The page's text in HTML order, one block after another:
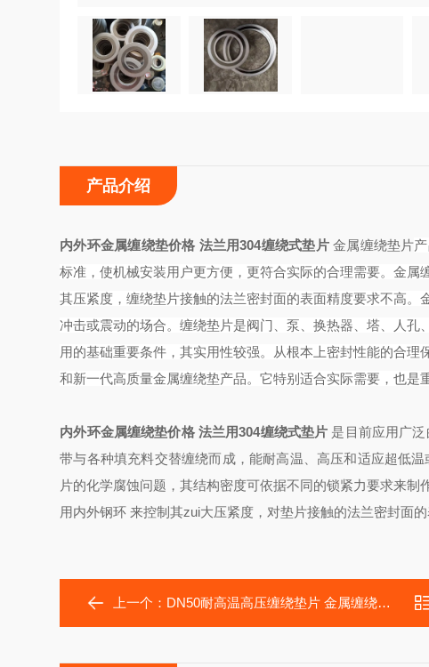
产品介绍
内外环金属缠绕垫价格 法兰用304缠绕式垫片 金属缠绕垫片
标准，使机械安装用户更方便，更符合实际的合理需要。金属
其压紧度，缠绕垫片接触的法兰密封面的表面精度要求不高
冲击或震动的场合。缠绕垫片是阀门、泵、换热器、塔、人
用的基础重要条件，其实用性较强。从根本上密封性能的合
和新一代高质量金属缠绕垫产品。它特别适合实际需要，也是
内外环金属缠绕垫价格 法兰用304缠绕式垫片 是目前应用广
带与各种填充料交替缠绕而成，能耐高温、高压和适应超低
片的化学腐蚀问题，其结构密度可依据不同的锁紧力要求来
用内外钢环 来控制其zui大压紧度，对垫片接触的法兰密封面的
上一个： DN50耐高温高压缠绕垫片 金属缠绕石墨垫片标准